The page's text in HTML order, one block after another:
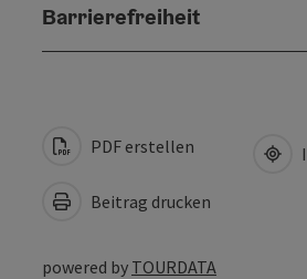
Barrierefreiheit
PDF erstellen
Beitrag drucken
powered by TOURDATA